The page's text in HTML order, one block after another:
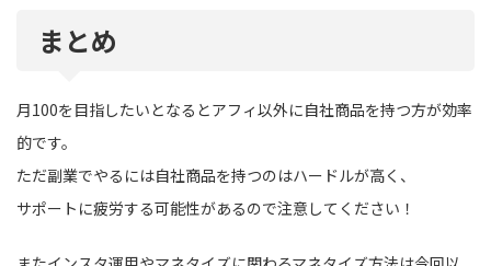
まとめ
月100を目指したいとなるとアフィ以外に自社商品を持つ方が効率
的です。
ただ副業でやるには自社商品を持つのはハードルが高く、
サポートに疲労する可能性があるので注意してください！